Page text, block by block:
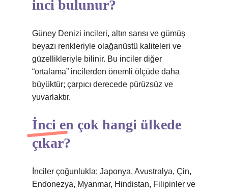
inci bulunur?
Güney Denizi incileri, altın sarısı ve gümüş
beyazı renkleriyle olağanüstü kaliteleri ve
güzellikleriyle bilinir. Bu inciler diğer
“ortalama” incilerden önemli ölçüde daha
büyüktür; çarpıcı derecede pürüzsüz ve
yuvarlaktır.
İnci en çok hangi ülkede
çıkar?
İnciler çoğunlukla; Japonya, Avustralya, Çin,
Endonezya, Myanmar, Hindistan, Filipinler ve